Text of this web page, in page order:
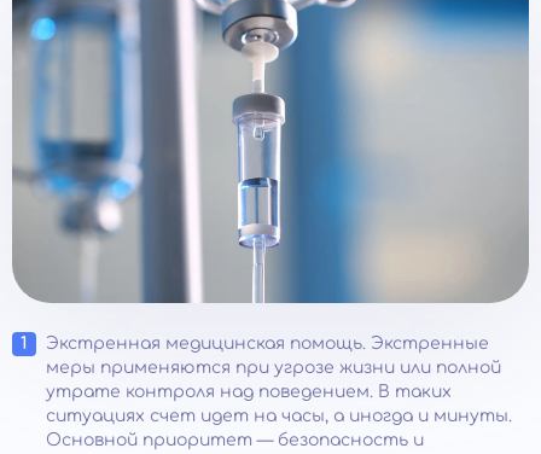
Экстренная медицинская помощь. Экстренные
меры применяются при угрозе жизни или полной
утрате контроля над поведением. В таких
ситуациях счет идет на часы, а иногда и минуты.
Основной приоритет — безопасность и